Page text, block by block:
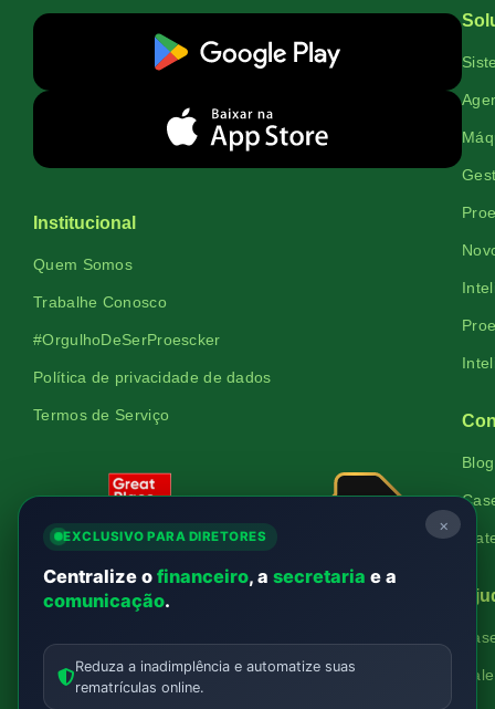
Institucional
Quem Somos
Trabalhe Conosco
#OrgulhoDeSerProescker
Política de privacidade de dados
Termos de Serviço
Verificada
Blog
×
EXCLUSIVO PARA DIRETORES
Centralize o financeiro, a secretaria e a
comunicação.
Reduza a inadimplência e automatize suas
rematrículas online.